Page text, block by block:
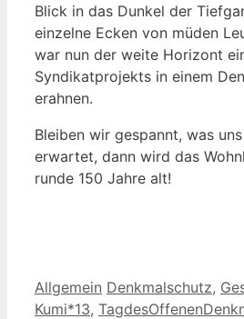
Blick in das Dunkel der
einzelne Ecken von müden
war nun der weite Horizont
Syndikatprojekts in einem
erahnen.
Bleiben wir gespannt, was
erwartet, dann wird das
runde 150 Jahre alt!
Kategorien
Allgemein Schlagwörter
Denkmalschutz,
Kumi*13,